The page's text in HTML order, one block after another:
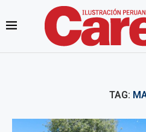
TAG: